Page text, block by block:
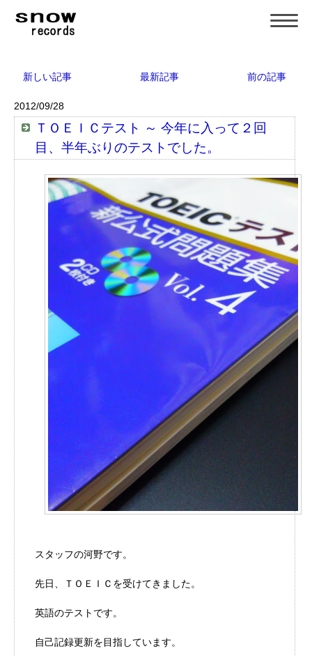
新しい記事 最新記事 前の記事
2012/09/28
ＴＯＥＩＣテスト ～ 今年に入って２回
目、半年ぶりのテストでした。
スタッフの河野です。
先日、ＴＯＥＩＣを受けてきました。
英語のテストです。
自己記録更新を目指しています。